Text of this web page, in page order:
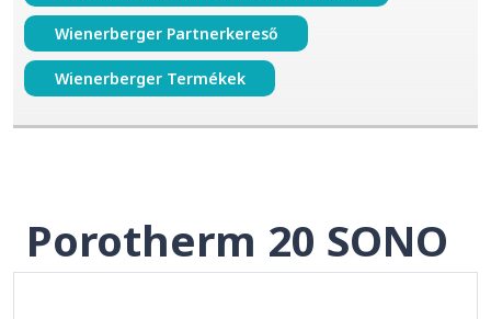
Wienerberger Partnerkereső
Wienerberger Termékek
Porotherm 20 SONO